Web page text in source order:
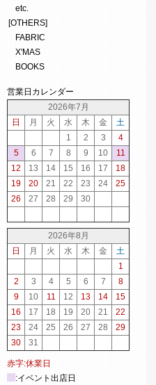
etc.
[OTHERS]
FABRIC
X'MAS
BOOKS
営業日カレンダー
2026年7月
日
月 火 水 木 金
土
1
2 3
4
5
6 7 8 9 10
11
12
13 14 15 16 17
18
19
20 21 22 23 24
25
26
27 28 29 30
2026年8月
日
月 火 水 木 金
土
1
2
3 4 5 6 7
8
9
10 11 12 13 14
15
16
17 18 19 20 21
22
23
24 25 26 27 28
29
30
31
赤字:休業日
:イベント出店日